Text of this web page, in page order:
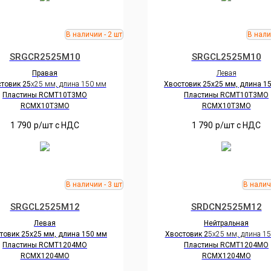
SRGCR2525M10
Правая
25х25 мм, длина 150 мм
Пластины RCMT10Т3MO
RCMX10Т3MO
1 790 р/шт c НДС
SRGCL2525M10
Левая
Хвостовик 25х25 мм, длина
Пластины RCMT10Т3MO
RCMX10Т3MO
1 790 р/шт c НДС
SRGCL2525M12
Левая
25х25 мм, длина 150 мм
Пластины RCMT1204MO
RCMX1204MO
SRDCN2525M12
Нейтральная
Хвостовик 25х25 мм, длина
Пластины RCMT1204MO
RCMX1204MO